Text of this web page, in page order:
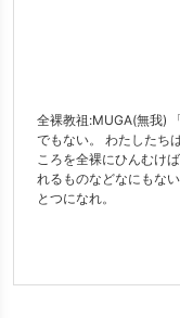
全裸教祖:MUGA(無我)
でもない。 わたしたち
ころを全裸にひんむけ
れるものなどなにもな
とつになれ。